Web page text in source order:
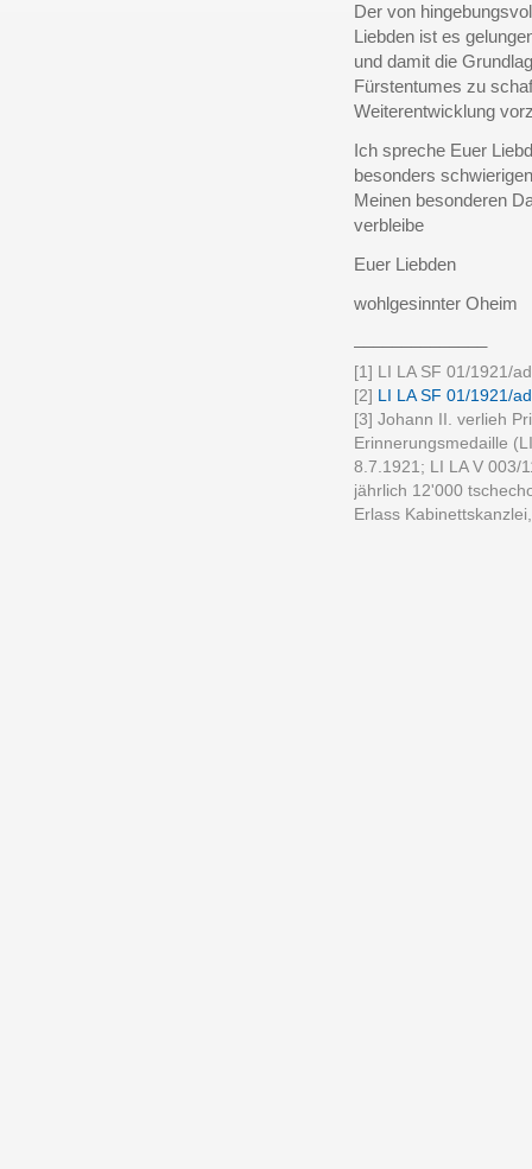
Der von
Liebden ist es
und damit die
Fürstentumes zu
Weiterentwicklung
Ich spreche Euer
besonders
Meinen besonderen
verbleibe
Euer Liebden
wohlgesinnter Oheim
[1] LI LA SF 01/1921/
[2] LI LA SF 01/1921/
[3] Johann II. verlieh
Erinnerungsmedaille
8.7.1921; LI LA V 003/
jährlich 12'000
Erlass